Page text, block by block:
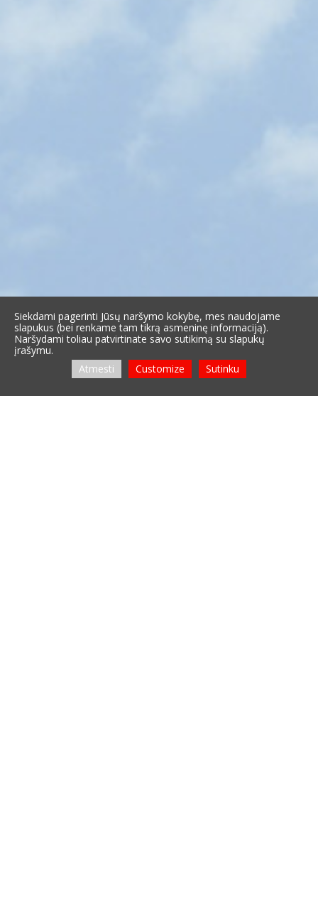
Siekdami pagerinti Jūsų naršymo kokybę, mes naudojame
slapukus (bei renkame tam tikrą asmeninę informaciją).
Naršydami toliau patvirtinate savo sutikimą su slapukų
įrašymu.
Atmesti
Customize Sutinku